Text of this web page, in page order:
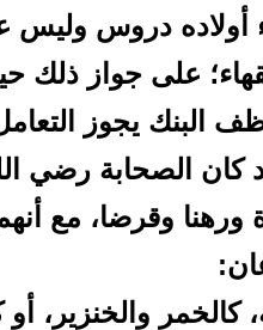
أولاده دروس وليس
على جواز ذلك
البنك يجوز
كان الصحابة رضي
ورهنا وقرضا، مع
كالخمر